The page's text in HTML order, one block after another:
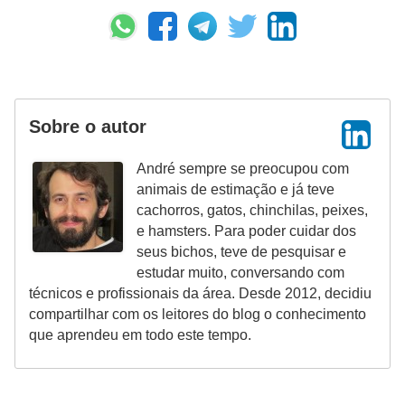
Sobre o autor
André sempre se preocupou com
animais de estimação e já teve
cachorros, gatos, chinchilas, peixes,
e hamsters. Para poder cuidar dos
seus bichos, teve de pesquisar e
estudar muito, conversando com
técnicos e profissionais da área. Desde 2012, decidiu
compartilhar com os leitores do blog o conhecimento
que aprendeu em todo este tempo.
s
m
e
n
t
a
s
R
é